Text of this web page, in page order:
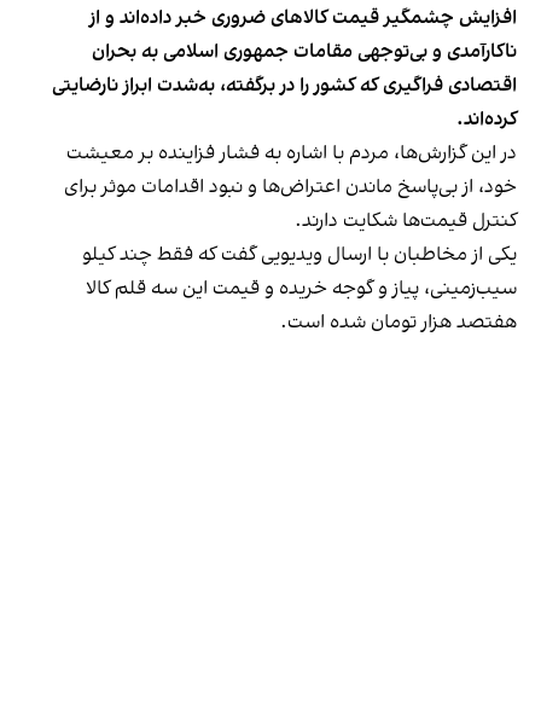
افزایش چشمگیر قیمت کالاهای ضروری خبر داده‌اند و از
ناکارآمدی و بی‌توجهی مقامات جمهوری اسلامی به بحران
اقتصادی فراگیری که کشور را در برگفته، به‌شدت ابراز نارضایتی
کرده‌اند.
در این گزارش‌ها، مردم با اشاره به فشار فزاینده بر معیشت
خود، از بی‌پاسخ ماندن اعتراض‌ها و نبود اقدامات موثر برای
کنترل قیمت‌ها شکایت دارند.
یکی از مخاطبان با ارسال ویدیویی گفت که فقط چند کیلو
سیب‌زمینی، پیاز و گوجه خریده و قیمت این سه قلم کالا
هفتصد هزار تومان شده است.